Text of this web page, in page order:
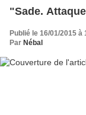
"Sade.
Publié le 16/01/2015 à
Par Nébal